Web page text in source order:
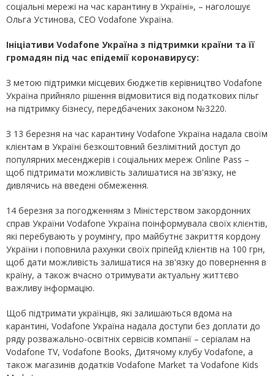
соціальні мережі на час карантину в Україні», – наголошує
Ольга Устинова, CEO Vodafone Україна.
Ініціативи Vodafone Україна з підтримки країни та її
громадян під час епідемії коронавирусу:
З метою підтримки місцевих бюджетів керівництво Vodafone
Україна прийняло рішення відмовитися від податкових пільг
на підтримку бізнесу, передбачених законом №3220.
З 13 березня на час карантину Vodafone Україна надала своїм
клієнтам в Україні безкоштовний безлімітний доступ до
популярних месенджерів і соціальних мереж Online Pass –
щоб підтримати можливість залишатися на зв'язку, не
дивлячись на введені обмеження.
14 березня за погодженням з Міністерством закордонних
справ України Vodafone Україна поінформувала своїх клієнтів,
які перебувають у роумінгу, про майбутнє закриття кордону
України і поповнила рахунки своїх пріпейд клієнтів на 100 грн,
щоб дати можливість залишатися на зв'язку до повернення в
країну, а також вчасно отримувати актуальну життєво
важливу інформацію.
Щоб підтримати українців, які залишаються вдома на
карантині, Vodafone Україна надала доступи без доплати до
ряду розважально-освітніх сервісів компанії – серіалам на
Vodafone TV, Vodafone Books, Дитячому клубу Vodafone, а
також магазинів додатків Vodafone Market та Vodafone Kids